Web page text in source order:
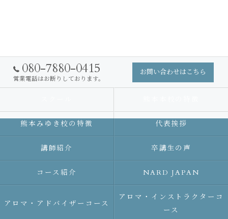
080-7880-0415
営業電話はお断りしております。
お問い合わせはこちら
熊本みゆき校の特徴 代表挨拶
講師紹介 卒講生の声
コース紹介 NARD JAPAN
アロマ・アドバイザーコース
アロマ・インストラクターコ
ース